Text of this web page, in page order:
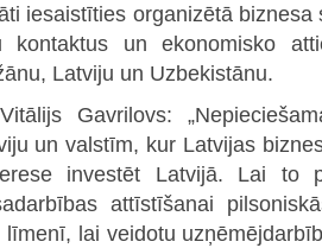
iesaistīties organizētā
kontaktus un ekonomisko
Latviju un Uzbekistānu.
Gavrilovs:
un valstīm, kur Latvijas
investēt Latvijā. Lai to
attīstīšanai
lai veidotu